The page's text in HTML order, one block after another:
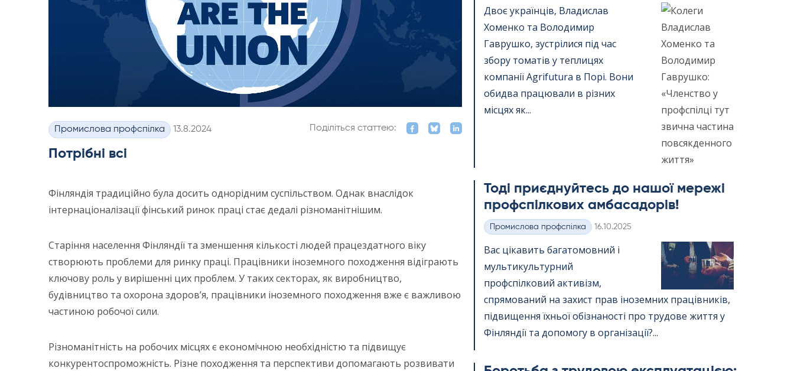
Категорії
Промислова профспілка Kirjoitettu
13.8.2024 Поділіться статтею:
Потрібні всі
Фінляндія традиційно була досить однорідним суспільством. Однак внаслідок
інтернаціоналізації фінський ринок праці стає дедалі різноманітнішим.
Старіння населення Фінляндії та зменшення кількості людей працездатного віку
створюють проблеми для ринку праці. Працівники іноземного походження відіграють
ключову роль у вирішенні цих проблем. У таких секторах, як виробництво,
будівництво та охорона здоров’я, працівники іноземного походження вже є важливою
частиною робочої сили.
Різноманітність на робочих місцях є економічною необхідністю та підвищує
конкурентоспроможність. Різне походження та перспективи допомагають розвивати
Двоє українців, Владислав
Хоменко та Володимир
Гаврушко, зустрілися під час
збору томатів у теплицях
компанії Agri­fu­tura в Порі. Вони
обидва працювали в різних
місцях як...
Тоді приєднуйтесь до нашої мережі
профспілкових амбасадорів!
Категорії
Промислова профспілка Kirjoitettu
16.10.2025
Вас цікавить багатомовний і
мультикультурний
профспілковий активізм,
спрямований на захист прав іноземних працівників,
підвищення їхньої обізнаності про трудове життя у
Фінляндії та допомогу в організації?...